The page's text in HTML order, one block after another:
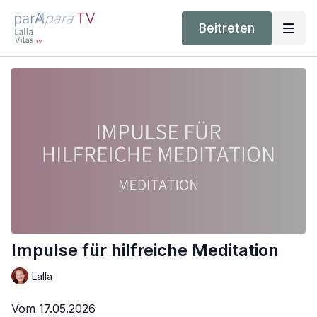
Beitreten
Impulse für hilfreiche Meditation
Lalla
Vom 17.05.2026